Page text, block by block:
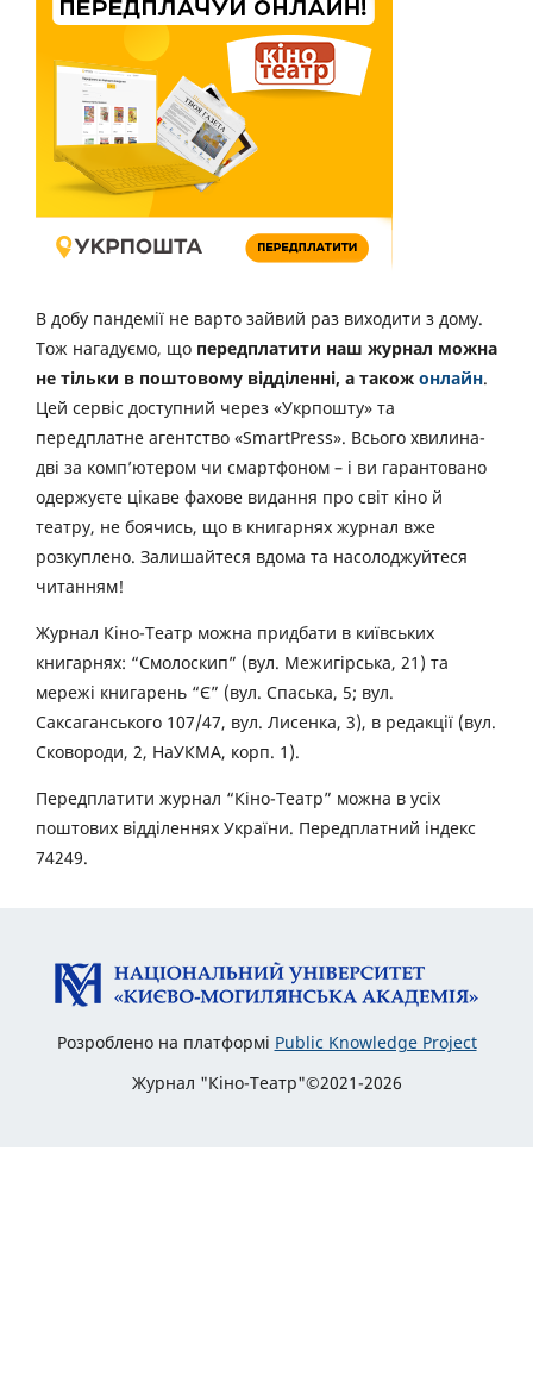
В добу пандемії не варто зайвий раз виходити з дому.
Тож нагадуємо, що передплатити наш журнал можна
не тільки в поштовому відділенні, а також онлайн.
Цей сервіс доступний через «Укрпошту» та
передплатне агентство «SmartPress». Всього хвилина-
дві за комп’ютером чи смартфоном – і ви гарантовано
одержуєте цікаве фахове видання про світ кіно й
театру, не боячись, що в книгарнях журнал вже
розкуплено. Залишайтеся вдома та насолоджуйтеся
читанням!
Журнал Кіно-Театр можна придбати в київських
книгарнях: “Смолоскип” (вул. Межигірська, 21) та
мережі книгарень “Є” (вул. Спаська, 5; вул.
Саксаганського 107/47, вул. Лисенка, 3), в редакції (вул.
Сковороди, 2, НаУКМА, корп. 1).
Передплатити журнал “Кіно-Театр” можна в усіх
поштових відділеннях України. Передплатний індекс
74249.
Розроблено на платформі Public Knowledge Project
Журнал "Кіно-Театр"©2021-2026